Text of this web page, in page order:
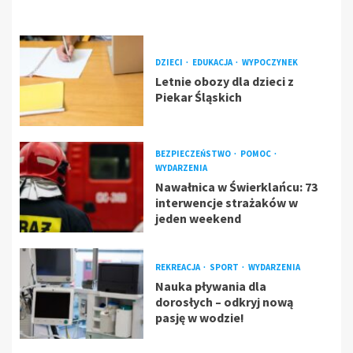
DZIECI EDUKACJA WYPOCZYNEK
Letnie obozy dla dzieci z
Piekar Śląskich
BEZPIECZEŃSTWO
POMOC
WYDARZENIA
Nawałnica w Świerklańcu: 73
interwencje strażaków w
jeden weekend
REKREACJA SPORT WYDARZENIA
Nauka pływania dla
dorosłych – odkryj nową
pasję w wodzie!